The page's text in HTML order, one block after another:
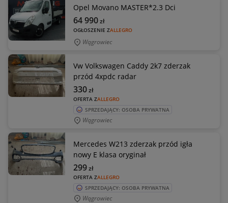
Opel Movano MASTER*2.3 Dci
OGŁOSZENIE ZALLEGRO
64 990zł
Wągrowiec
Vw Volkswagen Caddy 2k7 zderzak
przód 4xpdc radar
OFERTA ZALLEGRO
330zł
SPRZEDAJĄCY: OSOBA PRYWATNA
Wągrowiec
Mercedes W213 zderzak przód igła
nowy E klasa oryginał
OFERTA ZALLEGRO
299zł
SPRZEDAJĄCY: OSOBA PRYWATNA
Wągrowiec